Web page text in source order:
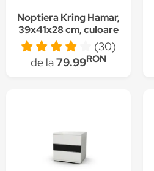
Noptiera Kring Hamar,
39x41x28 cm, culoare
corp sonoma front
sonama / alb, 1 sertar ,
1 spatiu depozitare
(30)
de la79.99RON